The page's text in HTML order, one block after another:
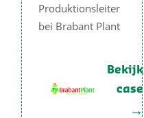
Produktionsleiter
bei Brabant Plant
Bekijk
case